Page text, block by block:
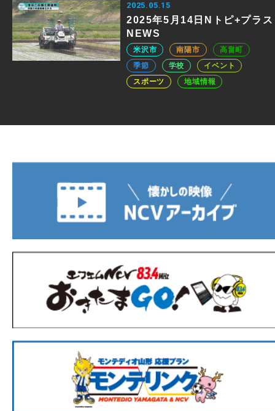
2025.05.15
2025年5月14日Nトピ+プラス
NEWS
米沢市 南陽市
高畠町
季節
学校
イベント
スポーツ
地域情報